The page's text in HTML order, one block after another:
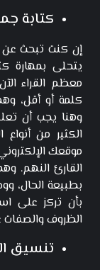
كتابة
إن كنت تبحث
يتحلى بمهارة
وهنا يجب أن
الكثير من أنواع
موقعك
القارئ النهم.
بطبيعة الحال،
بأن تركز على
الظروف
تنسيق